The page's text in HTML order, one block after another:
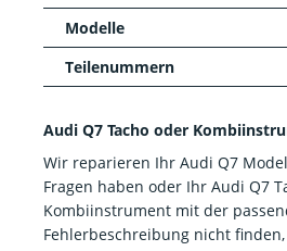
Modelle
Teilenummern
Audi Q7 Tacho oder
Wir reparieren Ihr Audi Q7
Fragen haben oder Ihr Audi Q7
Kombiinstrument mit der
Fehlerbeschreibung nicht